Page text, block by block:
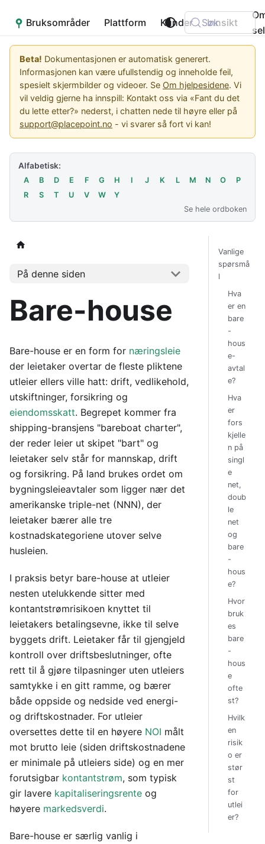
Placepoint
Bruksområder Plattform Kunder Innsikt
Søk
Beta! Dokumentasjonen er automatisk generert.
Informasjonen kan være ufullstendig og inneholde feil,
spesielt skjermbilder og videoer. Se Om hjelpesidene. Vi
vil veldig gjerne ha innspill: Kontakt oss via «Fant du det
du lette etter?» nederst, i chatten nede til høyre eller på
support@placepoint.no - vi svarer så fort vi kan!
Alfabetisk:
A B D E F G H I J K L M N O
P
R
S T U V W
Y
Se hele ordboken
På denne siden
Bare-house
Bare-house er en form for næringsleie
der leietaker overtar de fleste pliktene
utleier ellers ville hatt: drift, vedlikehold,
utskiftninger, forsikring og
eiendomsskatt. Begrepet kommer fra
shipping-bransjens "bareboat charter",
der reder leier ut skipet "bart" og
leietaker selv står for mannskap, drift
og forsikring. På land brukes ordet om
bygningsleieavtaler som ligger nær det
amerikanske triple-net (NNN), der
leietaker bærer alle tre
kostnadskategoriene utover selve
husleien.
I praksis betyr bare-house at utleier
nesten utelukkende sitter med
kontantstrømrisikoen knyttet til
leietakers betalingsevne, ikke til selve
byggets drift. Leietaker får til gjengjeld
kontroll over driftsbeslutninger, ofte
rett til å gjøre tilpasninger uten utleiers
samtykke i en gitt ramme, og bærer
både oppside og nedside ved energi-
og driftskostnader. For utleier
oversettes dette til en høyere NOI målt
mot brutto leie (siden driftskostnadene
er minimale på utleiers side) og en mer
forutsigbar kontantstrøm, som typisk
gir lavere kapitaliseringsrente og
høyere markedsverdi.
Bare-house er særlig vanlig i
Vanlige
spørsmå
l
Hva
er en
bare
-
hous
e-
avtal
e?
Hva
er
fors
kjelle
n på
singl
e
net,
doub
le
net
og
bare
-
hous
e?
Hvor
bruk
es
bare
-
hous
e
ofte
st?
Hvilk
en
risik
o er
stør
st
for
utlei
er?